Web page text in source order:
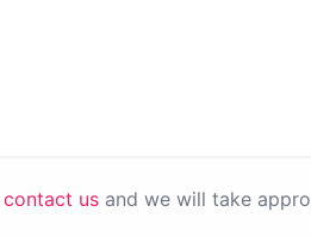
contact us and we will take